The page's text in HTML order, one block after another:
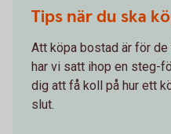
Tips när du ska
Att köpa bostad är för
har vi satt ihop en steg-
dig att få koll på hur ett
slut.